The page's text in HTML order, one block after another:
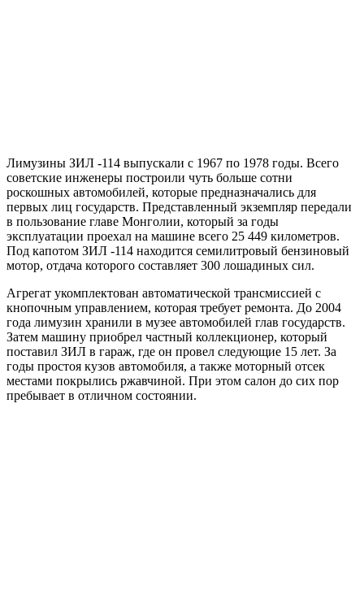
Лимузины ЗИЛ -114 выпускали с 1967 по 1978 годы. Всего
советские инженеры построили чуть больше сотни
роскошных автомобилей, которые предназначались для
первых лиц государств. Представленный экземпляр передали
в пользование главе Монголии, который за годы
эксплуатации проехал на машине всего 25 449 километров.
Под капотом ЗИЛ -114 находится семилитровый бензиновый
мотор, отдача которого составляет 300 лошадиных сил.
Агрегат укомплектован автоматической трансмиссией с
кнопочным управлением, которая требует ремонта. До 2004
года лимузин хранили в музее автомобилей глав государств.
Затем машину приобрел частный коллекционер, который
поставил ЗИЛ в гараж, где он провел следующие 15 лет. За
годы простоя кузов автомобиля, а также моторный отсек
местами покрылись ржавчиной. При этом салон до сих пор
пребывает в отличном состоянии.